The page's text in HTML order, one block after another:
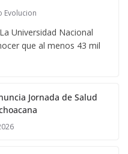
Evolucion
Universidad Nacional
que al menos 43 mil
Jornada de Salud